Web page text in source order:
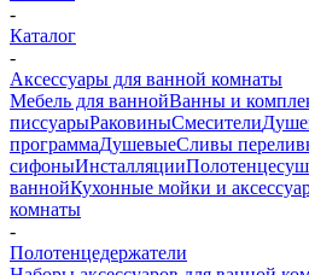
-
Каталог
-
Аксессуары для ванной комнаты
Мебель для ваннойВанны и
писсуарыРаковиныСмесители
программаДушевыеСливы
сифоныИнсталляции
ваннойКухонные мойки и
комнаты
-
Полотенцедержатели